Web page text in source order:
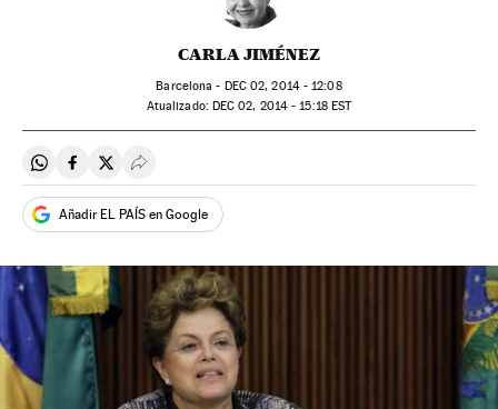
CARLA JIMÉNEZ
Barcelona - DEC02, 2014 - 12:08
atualizado: DEC 02, 2014 - 15:18EST
Compartir en Whatsapp
Compartir en Facebook
Compartir en Twitter
Desplegar Redes Sociales
Añadir EL PAÍS en Google